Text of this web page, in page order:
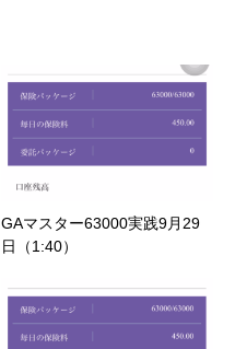
GAマスター63000実践9月29
日（1:40）